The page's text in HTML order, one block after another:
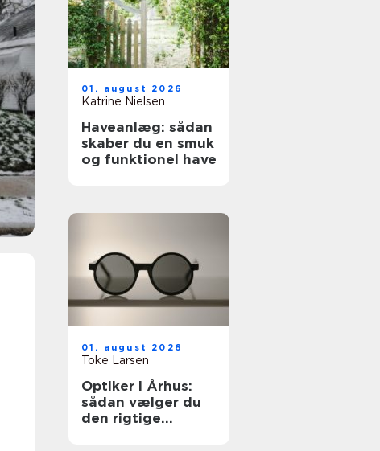
01. august 2026
Katrine Nielsen
Haveanlæg: sådan
skaber du en smuk
og funktionel have
01. august 2026
Toke Larsen
Optiker i Århus:
sådan vælger du
den rigtige